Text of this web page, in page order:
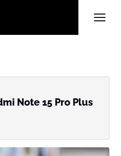
Note 15 Pro Plus